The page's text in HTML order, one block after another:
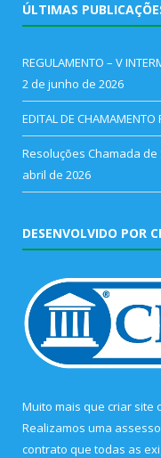
ÚLTIMAS
REGULAMENTO – V
2 de junho de 2026
EDITAL DE
Resoluções Chamada
abril de 2026
DESENVOLVIDO POR
Muito mais que criar site
Realizamos uma
contrato que todas as